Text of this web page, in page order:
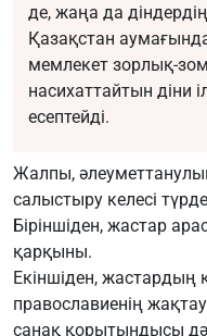
де, жаңа да
Қазақстан
мемлекет зорлық-
насихаттайтын діни
есептейді.
Жалпы,
салыстыру келесі түрде
Біріншіден, жастар
қарқыны.
Екіншіден, жастардың
православиенің
санақ қорытындысы